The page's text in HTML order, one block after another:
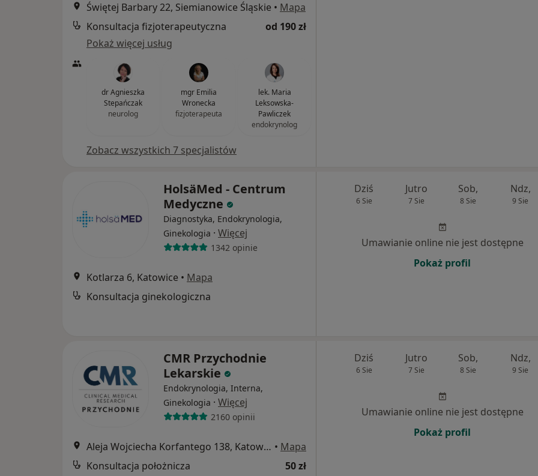
Świętej Barbary 22, Siemianowice Śląskie • Mapa
Konsultacja fizjoterapeutyczna
od 190 zł
Pokaż więcej usług
dr Agnieszka
Stepańczak
neurolog
mgr Emilia
Wronecka
fizjoterapeuta
lek. Maria
Leksowska-
Pawliczek
endokrynolog
Zobacz wszystkich 7 specjalistów
HolsäMed - Centrum
Medyczne
Diagnostyka, Endokrynologia,
Ginekologia · Więcej
1342 opinie
Kotlarza 6, Katowice • Mapa
Konsultacja ginekologiczna
Dziś
6 Sie
Jutro
7 Sie
Sob,
8 Sie
Ndz,
9 Sie
Umawianie online nie jest dostępne
Pokaż profil
CMR Przychodnie
Lekarskie
Endokrynologia, Interna,
Ginekologia · Więcej
2160 opinii
Aleja Wojciecha Korfantego 138, Katowice • Mapa
Konsultacja położnicza
50 zł
Dziś
6 Sie
Jutro
7 Sie
Sob,
8 Sie
Ndz,
9 Sie
Umawianie online nie jest dostępne
Pokaż profil